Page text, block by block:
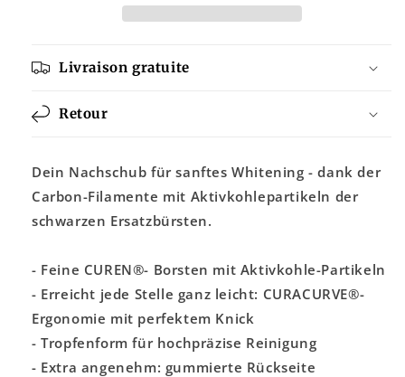
Livraison gratuite
Retour
Dein Nachschub für sanftes Whitening - dank der
Carbon-Filamente mit Aktivkohlepartikeln der
schwarzen Ersatzbürsten.
- Feine CUREN®- Borsten mit Aktivkohle-Partikeln
- Erreicht jede Stelle ganz leicht: CURACURVE®-
Ergonomie mit perfektem Knick
- Tropfenform für hochpräzise Reinigung
- Extra angenehm: gummierte Rückseite